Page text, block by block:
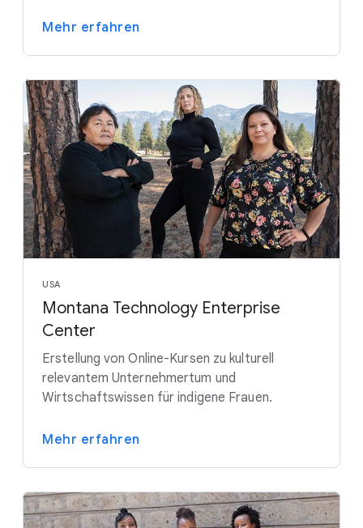
Mehr erfahren
USA
Montana Technology Enterprise
Center
Erstellung von Online-Kursen zu kulturell
relevantem Unternehmertum und
Wirtschaftswissen für indigene Frauen.
Mehr erfahren